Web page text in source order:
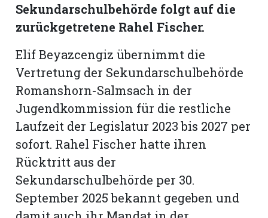
Sekundarschulbehörde folgt auf die
zurückgetretene Rahel Fischer.
Elif Beyazcengiz übernimmt die
Vertretung der Sekundarschulbehörde
Romanshorn-Salmsach in der
Jugendkommission für die restliche
Laufzeit der Legislatur 2023 bis 2027 per
sofort. Rahel Fischer hatte ihren
Rücktritt aus der
Sekundarschulbehörde per 30.
September 2025 bekannt gegeben und